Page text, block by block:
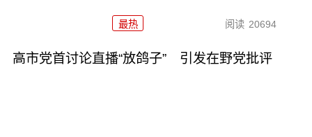
最热 阅读 20694
高市党首讨论直播“放鸽子” 引发在野党批评